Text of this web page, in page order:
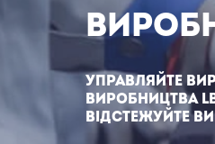
Управляйте
виробництва
відстежуйте